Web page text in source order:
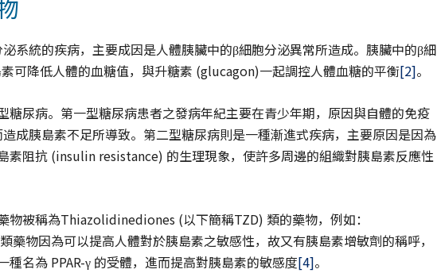
統的疾病，主要成因是人體胰臟中的β細胞分泌異常所造成。胰臟中的β細
可降低人體的血糖值，與升糖素 (glucagon)一起調控人體血糖的平衡[2]。
糖尿病。第一型糖尿病患者之發病年紀主要在青少年期，原因與自體的免疫
成胰島素不足所導致。第二型糖尿病則是一種漸進式疾病，主要原因是因為
素阻抗 (insulin resistance) 的生理現象，使許多周邊的組織對胰島素反應性
物被稱為Thiazolidinediones (以下簡稱TZD) 類的藥物，例如：
物因為可以提高人體對於胰島素之敏感性，故又有胰島素增敏劑的稱呼，
名為 PPAR-γ 的受體，進而提高對胰島素的敏感度[4]。